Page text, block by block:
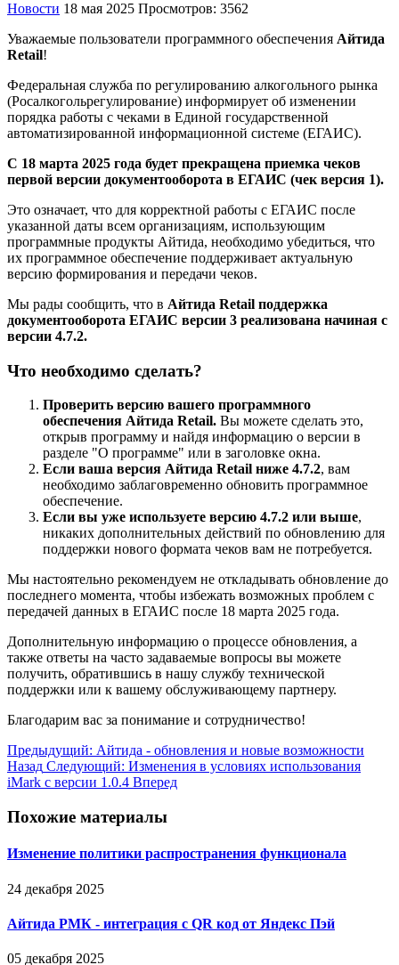
Новости 18 мая 2025 Просмотров: 3562
Уважаемые пользователи программного обеспечения Айтида
Retail!
Федеральная служба по регулированию алкогольного рынка
(Росалкогольрегулирование) информирует об изменении
порядка работы с чеками в Единой государственной
автоматизированной информационной системе (ЕГАИС).
С 18 марта 2025 года будет прекращена приемка чеков
первой версии документооборота в ЕГАИС (чек версия 1).
Это означает, что для корректной работы с ЕГАИС после
указанной даты всем организациям, использующим
программные продукты Айтида, необходимо убедиться, что
их программное обеспечение поддерживает актуальную
версию формирования и передачи чеков.
Мы рады сообщить, что в Айтида Retail поддержка
документооборота ЕГАИС версии 3 реализована начиная с
версии 4.7.2.
Что необходимо сделать?
Проверить версию вашего программного
обеспечения Айтида Retail. Вы можете сделать это,
открыв программу и найдя информацию о версии в
разделе "О программе" или в заголовке окна.
Если ваша версия Айтида Retail ниже 4.7.2, вам
необходимо заблаговременно обновить программное
обеспечение.
Если вы уже используете версию 4.7.2 или выше,
никаких дополнительных действий по обновлению для
поддержки нового формата чеков вам не потребуется.
Мы настоятельно рекомендуем не откладывать обновление до
последнего момента, чтобы избежать возможных проблем с
передачей данных в ЕГАИС после 18 марта 2025 года.
Дополнительную информацию о процессе обновления, а
также ответы на часто задаваемые вопросы вы можете
получить, обратившись в нашу службу технической
поддержки или к вашему обслуживающему партнеру.
Благодарим вас за понимание и сотрудничество!
Предыдущий: Айтида - обновления и новые возможности
Назад Следующий: Изменения в условиях использования
iMark с версии 1.0.4 Вперед
Похожие материалы
Изменение политики распространения функционала
24 декабря 2025
Айтида РМК - интеграция с QR код от Яндекс Пэй
05 декабря 2025